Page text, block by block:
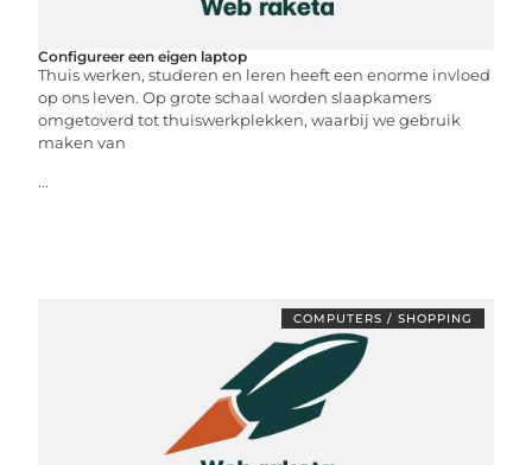
Configureer een eigen laptop
Thuis werken, studeren en leren heeft een enorme invloed
op ons leven. Op grote schaal worden slaapkamers
omgetoverd tot thuiswerkplekken, waarbij we gebruik
maken van
...
COMPUTERS / SHOPPING